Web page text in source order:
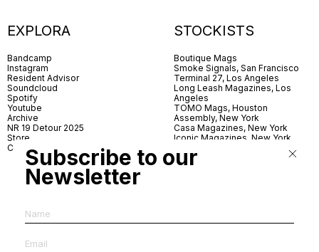
EXPLORA
Bandcamp
Instagram
Resident Advisor
Soundcloud
Spotify
Youtube
Archive
NR 19 Detour 2025
Store
Contact
STOCKISTS
Boutique Mags
Smoke Signals, San Francisco
Terminal 27, Los Angeles
Long Leash Magazines, Los
Angeles
TOMO Mags, Houston
Assembly, New York
Casa Magazines, New York
Iconic Magazines, New York
Village Books, Leeds
Village Books, Manchester
Subscribe to our
Newsletter